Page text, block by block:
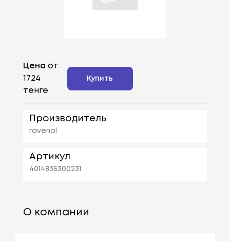
Цена от
1724
тенге
Купить
Производитель
ravenol
Артикул
4014835300231
О компании